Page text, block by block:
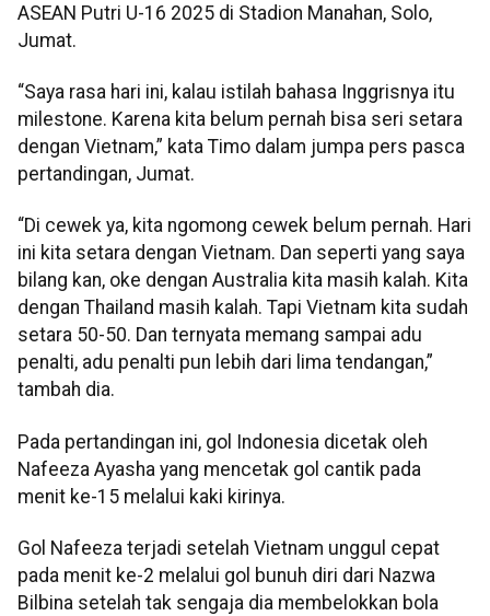
ASEAN Putri U-16 2025 di Stadion Manahan, Solo,
Jumat.
“Saya rasa hari ini, kalau istilah bahasa Inggrisnya itu
milestone. Karena kita belum pernah bisa seri setara
dengan Vietnam,” kata Timo dalam jumpa pers pasca
pertandingan, Jumat.
“Di cewek ya, kita ngomong cewek belum pernah. Hari
ini kita setara dengan Vietnam. Dan seperti yang saya
bilang kan, oke dengan Australia kita masih kalah. Kita
dengan Thailand masih kalah. Tapi Vietnam kita sudah
setara 50-50. Dan ternyata memang sampai adu
penalti, adu penalti pun lebih dari lima tendangan,”
tambah dia.
Pada pertandingan ini, gol Indonesia dicetak oleh
Nafeeza Ayasha yang mencetak gol cantik pada
menit ke-15 melalui kaki kirinya.
Gol Nafeeza terjadi setelah Vietnam unggul cepat
pada menit ke-2 melalui gol bunuh diri dari Nazwa
Bilbina setelah tak sengaja dia membelokkan bola